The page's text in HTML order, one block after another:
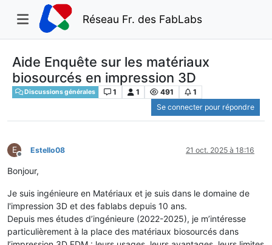
Réseau Fr. des FabLabs
Aide Enquête sur les matériaux
biosourcés en impression 3D
Discussions générales 1 1 491
1
Se connecter pour répondre
E
Hors-ligne
Estello08 21 oct. 2025 à 18:16
Bonjour,
Je suis ingénieure en Matériaux et je suis dans le domaine de
l'impression 3D et des fablabs depuis 10 ans.
Depuis mes études d’ingénieure (2022-2025), je m’intéresse
particulièrement à la place des matériaux biosourcés dans